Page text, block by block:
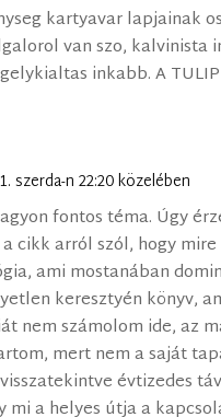
kartyavar lapjainak
van szo, kalvinista
inkabb. A
szerda-n 22:20 közelében
fontos téma. Úgy
cikk arról szól, hogy
ami mostanában
keresztyén könyv,
nem számolom ide, az
mert nem a saját
évtizedes
mi a helyes útja a